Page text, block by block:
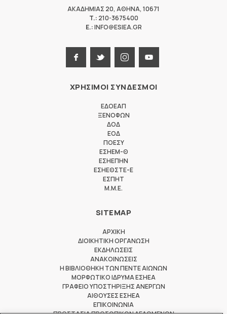
ΑΚΑΔΗΜΙΑΣ 20, ΑΘΗΝΑ, 10671
T.: 210-3675400
E.:INFO@ESIEA.GR
ΧΡΗΣΙΜΟΙ ΣΥΝΔΕΣΜΟΙ
ΕΔΟΕΑΠ
ΞΕΝΟΦΩΝ
ΔΟΔ
ΕΟΔ
ΠΟΕΣΥ
ΕΣΗΕΜ-Θ
ΕΣΗΕΠΗΝ
ΕΣΗΕΘΣΤΕ-Ε
ΕΣΠΗΤ
M.M.E.
SITEMAP
ΑΡΧΙΚΗ
ΔΙΟΙΚΗΤΙΚΗ ΟΡΓΑΝΩΣΗ
ΕΚΔΗΛΩΣΕΙΣ
ΑΝΑΚΟΙΝΩΣΕΙΣ
Η ΒΙΒΛΙΟΘΗΚΗ ΤΩΝ ΠΕΝΤΕ ΑΙΩΝΩΝ
ΜΟΡΦΩΤΙΚΟ ΙΔΡΥΜΑ ΕΣΗΕΑ
ΓΡΑΦΕΙΟ ΥΠΟΣΤΗΡΙΞΗΣ ΑΝΕΡΓΩΝ
ΑΙΘΟΥΣΕΣ ΕΣΗΕΑ
ΕΠΙΚΟΙΝΩΝΙΑ